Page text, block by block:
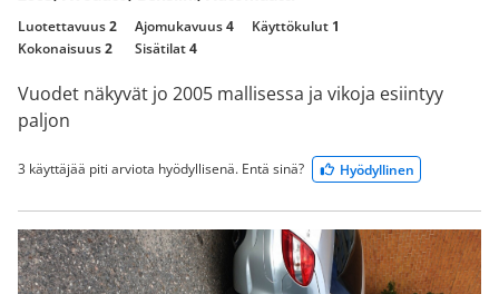
Luotettavuus2 Ajomukavuus4 Käyttökulut 1
Kokonaisuus2 Sisätilat4
Vuodet näkyvät jo 2005 mallisessa ja vikoja esiintyy
paljon
3 käyttäjää piti arviota hyödyllisenä. Entä sinä? Hyödyllinen